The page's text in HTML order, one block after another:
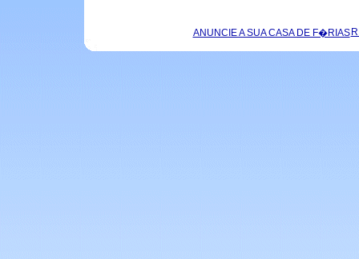
ANUNCIE A SUA CASA DE F�RIAS